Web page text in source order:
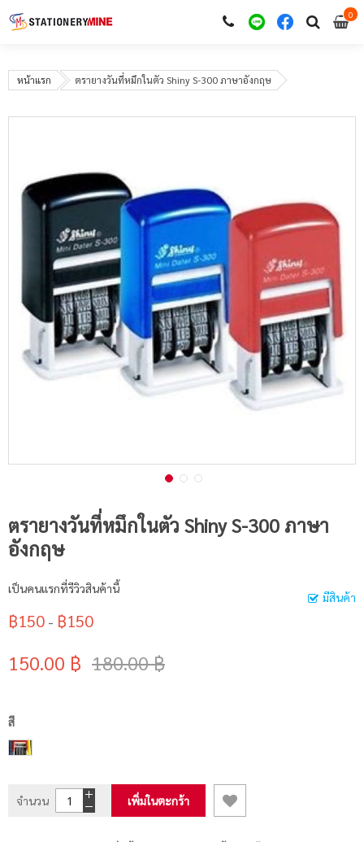
00
หน้าแรก ตรายางวันที่หมึกในตัว Shiny S-300 ภาษาอังกฤษ
ตรายางวันที่หมึกในตัว Shiny S-300 ภาษา
อังกฤษ
มีสินค้า
เป็นคนแรกที่รีวิวสินค้านี้
฿150 - ฿150
150.00 ฿ 180.00 ฿
สี
จำนวน เพิ่มในตะกร้า